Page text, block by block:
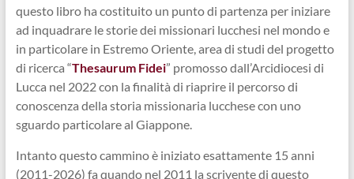
questo libro ha costituito un punto di partenza per iniziare
ad inquadrare le storie dei missionari lucchesi nel mondo e
in particolare in Estremo Oriente, area di studi del progetto
di ricerca “Thesaurum Fidei” promosso dall’Arcidiocesi di
Lucca nel 2022 con la finalità di riaprire il percorso di
conoscenza della storia missionaria lucchese con uno
sguardo particolare al Giappone.
Intanto questo cammino è iniziato esattamente 15 anni
(2011-2026) fa quando nel 2011 la scrivente di questo